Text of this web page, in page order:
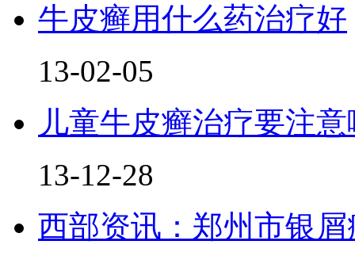
牛皮癣用什么药治疗好
13-02-05
儿童牛皮癣治疗要注
13-12-28
西部资讯：郑州市银